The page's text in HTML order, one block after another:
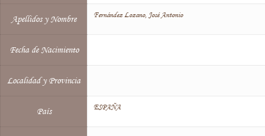
Apellidos y Nombre Fernández Lozano, José Antonio
Fecha de Nacimiento
Localidad y Provincia
País ESPAÑA